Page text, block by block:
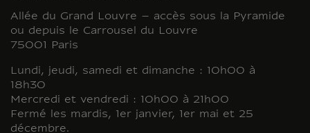
Allée du Grand Louvre – accès sous la Pyramide
ou depuis le Carrousel du Louvre
75001 Paris
Lundi, jeudi, samedi et dimanche : 10h00 à
18h30
Mercredi et vendredi : 10h00 à 21h00
Fermé les mardis, 1er janvier, 1er mai et 25
décembre.